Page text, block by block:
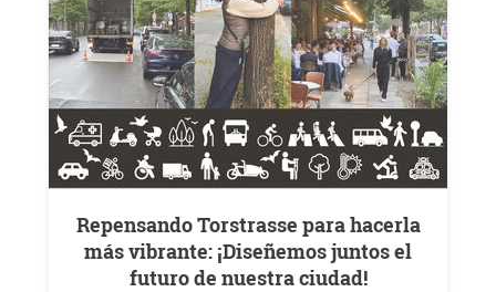
Repensando Torstrasse para hacerla
más vibrante: ¡Diseñemos juntos el
futuro de nuestra ciudad!